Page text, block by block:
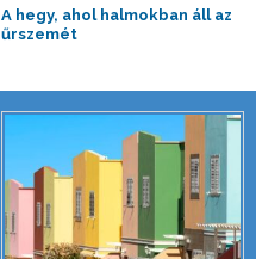
A hegy, ahol halmokban áll az
űrszemét